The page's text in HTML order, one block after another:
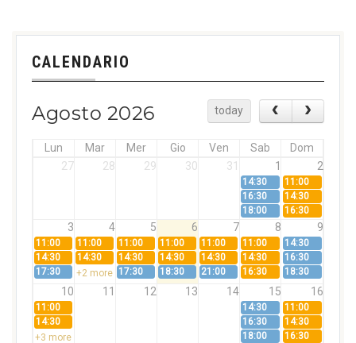
CALENDARIO
Agosto 2026 today
Lun Mar Mer Gio Ven Sab
Dom
27
28 29 30 31 1 2
14:30
11:00
16:30
14:30
18:00
16:30
3 4 5 6 7 8 9
11:00 11:00 11:00 11:00 11:00 11:00
14:30
14:30
14:30 14:30 14:30 14:30 14:30
16:30
17:30
+2 more 17:30 18:30 21:00 16:30 18:30
10 11 12 13 14 15 16
11:00 14:30
11:00
14:30
16:30
14:30
+3 more
18:00 16:30